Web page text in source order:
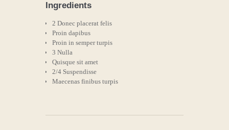
Ingredients
2 Donec placerat felis
Proin dapibus
Proin in semper turpis
3 Nulla
Quisque sit amet
2/4 Suspendisse
Maecenas finibus turpis